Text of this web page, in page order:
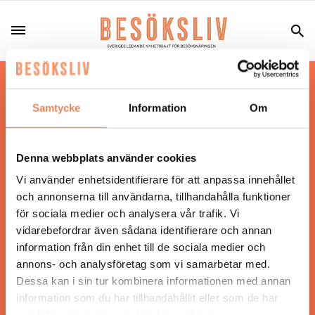
Samtycke Information Om
Denna webbplats använder cookies
Vi använder enhetsidentifierare för att anpassa innehållet
och annonserna till användarna, tillhandahålla funktioner
för sociala medier och analysera vår trafik. Vi
vidarebefordrar även sådana identifierare och annan
information från din enhet till de sociala medier och
annons- och analysföretag som vi samarbetar med.
Dessa kan i sin tur kombinera informationen med annan
information som du har tillhandahållit eller som de har
Hos oss läser du landets mest uppdaterade
nyheter och snackisar inom besöksnäringen.
Besöksliv i sin tryckta form är ett affärsmagasin
Tidningen ges ut avVisita
ANSVARIG UTGIVARE
Jonas Siljhammar
UPPHOVSRÄTT